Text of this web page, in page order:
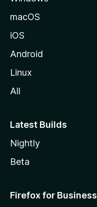
macOS
iOS
Android
Linux
All
Latest Builds
Nightly
Beta
Firefox for Business